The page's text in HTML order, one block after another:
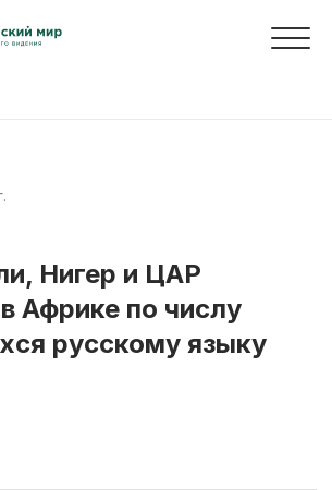
Нигер и ЦАР
Африке по числу
русскому языку